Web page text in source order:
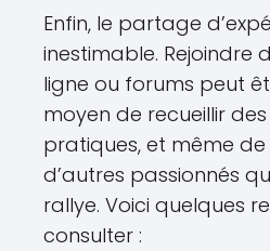
Enfin, le partage
inestimable. Rejoindre
ligne ou forums peut
moyen de recueillir
pratiques, et même
d’autres passionnés
rallye. Voici quelques
consulter :